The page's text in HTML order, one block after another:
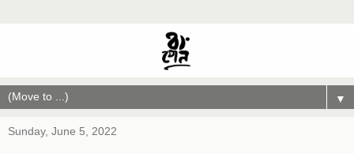
▼
Sunday, June 5, 2022